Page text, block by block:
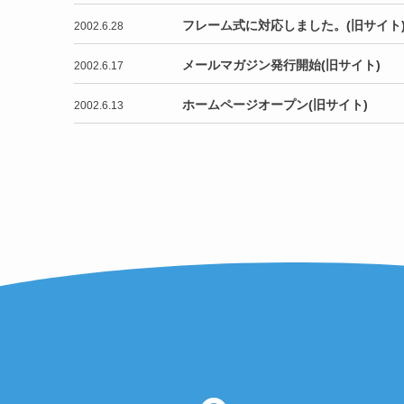
2002.6.28 フレーム式に対応しました。(旧サイト
2002.6.17 メールマガジン発行開始(旧サイト)
2002.6.13 ホームページオープン(旧サイト)